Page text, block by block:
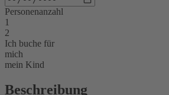
Personenanzahl
1
2
Ich buche für
mich
mein Kind
Beschreibung